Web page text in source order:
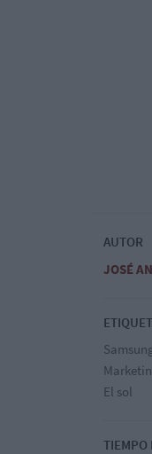
AUTOR
JOSÉ
El sol
TIEMPO